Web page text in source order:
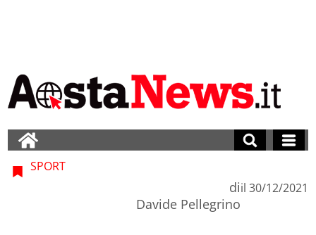
SPORT
di
Davide Pellegrino
il 30/12/2021